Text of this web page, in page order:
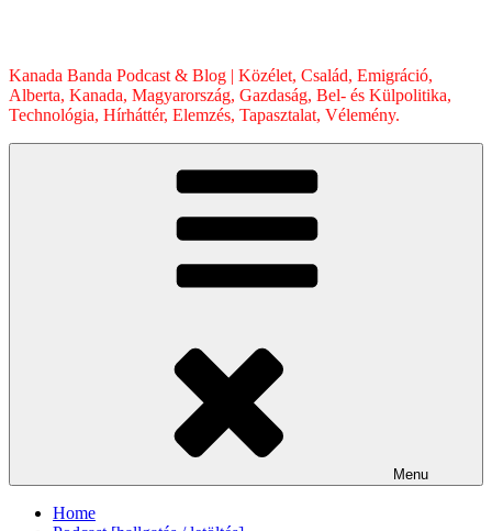
Kanada Banda Podcast & Blog | Közélet, Család, Emigráció,
Alberta, Kanada, Magyarország, Gazdaság, Bel- és Külpolitika,
Technológia, Hírháttér, Elemzés, Tapasztalat, Vélemény.
Menu
Home